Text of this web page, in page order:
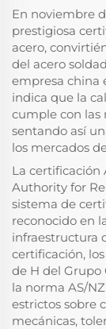
En noviembre
prestigiosa
acero,
del acero
empresa china
indica que la
cumple con las
sentando así
los mercados
La certificación
Authority for
sistema de
reconocido en
infraestructura
certificación,
de H del Grupo
la norma AS/
estrictos sobre
mecánicas,